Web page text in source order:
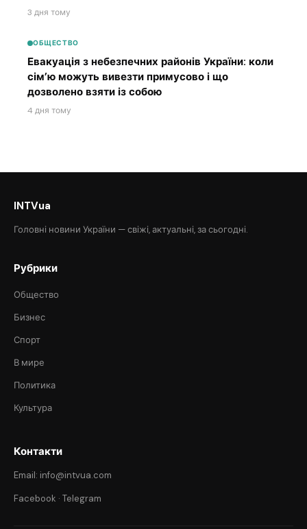
3 дня тому
ОБЩЕСТВО
Евакуація з небезпечних районів України: коли
сім’ю можуть вивезти примусово і що
дозволено взяти із собою
4 дня тому
INTVua
Головні новини України — свіжі, актуальні, за сьогодні.
Рубрики
Общество
Бизнес
Спорт
В мире
Политика
Культура
Контакти
Email: info@intvua.com
Facebook · Telegram